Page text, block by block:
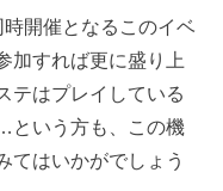
開催となるこのイベ
加すれば更に盛り上
テはプレイしている
という方も、この機
てはいかがでしょう